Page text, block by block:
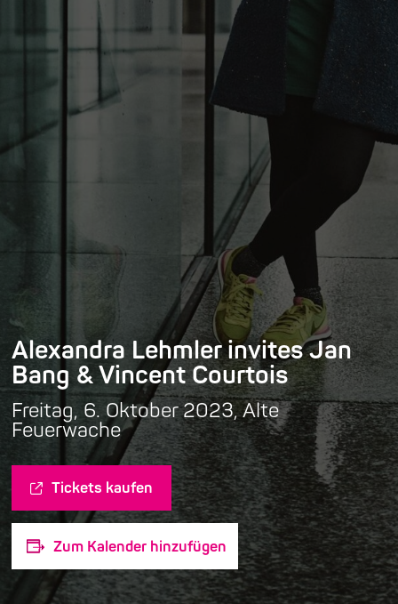
Alexandra Lehmler invites Jan
Bang & Vincent Courtois
Freitag, 6. Oktober 2023, Alte
Feuerwache
Tickets kaufen
Zum Kalender hinzufügen